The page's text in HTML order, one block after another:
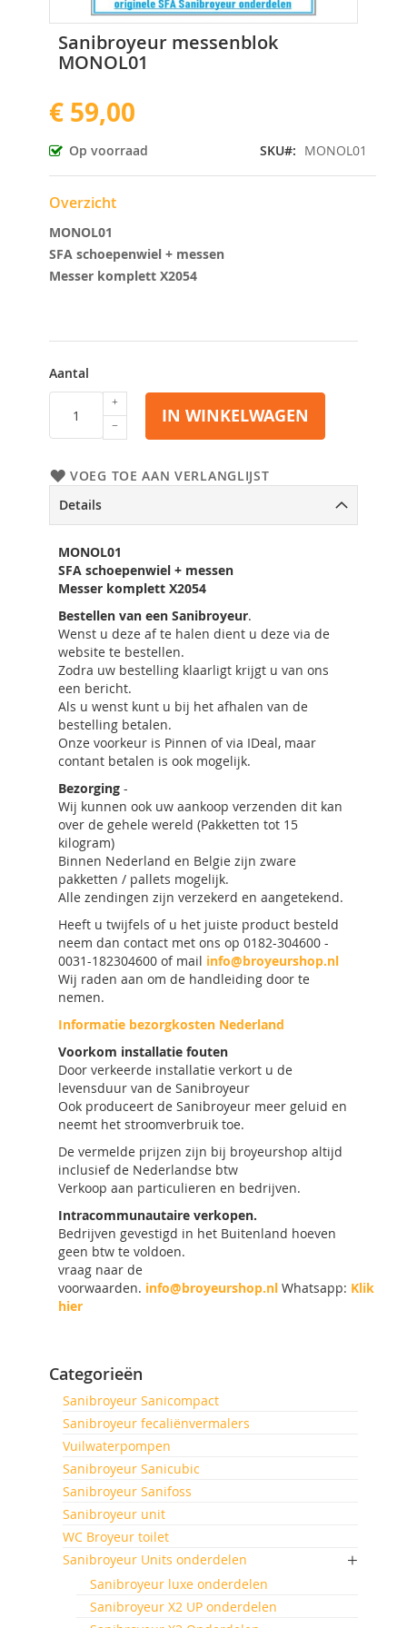
Sanibroyeur messenblok
MONOL01
€ 59,00
Op voorraad SKU MONOL01
Overzicht
MONOL01
SFA schoepenwiel + messen
Messer komplett X2054
Aantal
IN WINKELWAGEN
VOEG TOE AAN VERLANGLIJST
naar
het
van
de
afbeeldingen-
gallerij
Details
MONOL01
SFA schoepenwiel + messen
Messer komplett X2054
Bestellen van een Sanibroyeur.
Wenst u deze af te halen dient u deze via de
website te bestellen.
Zodra uw bestelling klaarligt krijgt u van ons
een bericht.
Als u wenst kunt u bij het afhalen van de
bestelling betalen.
Onze voorkeur is Pinnen of via IDeal, maar
contant betalen is ook mogelijk.
Bezorging -
Wij kunnen ook uw aankoop verzenden dit kan
over de gehele wereld (Pakketten tot 15
kilogram)
Binnen Nederland en Belgie zijn zware
pakketten / pallets mogelijk.
Alle zendingen zijn verzekerd en aangetekend.
Heeft u twijfels of u het juiste product besteld
neem dan contact met ons op 0182-304600 -
0031-182304600 of mail info@broyeurshop.nl
Wij raden aan om de handleiding door te
nemen.
Informatie bezorgkosten Nederland
Voorkom installatie fouten
Door verkeerde installatie verkort u de
levensduur van de Sanibroyeur
Ook produceert de Sanibroyeur meer geluid en
neemt het stroomverbruik toe.
De vermelde prijzen zijn bij broyeurshop altijd
inclusief de Nederlandse btw
Verkoop aan particulieren en bedrijven.
Intracommunautaire verkopen.
Bedrijven gevestigd in het Buitenland hoeven
geen btw te voldoen.
vraag naar de
voorwaarden. info@broyeurshop.nl Whatsapp: Klik
hier
Categorieën
Sanibroyeur Sanicompact
Sanibroyeur fecaliënvermalers
Vuilwaterpompen
Sanibroyeur Sanicubic
Sanibroyeur Sanifoss
Sanibroyeur unit
WC Broyeur toilet
Sanibroyeur Units onderdelen
Sanibroyeur luxe onderdelen
Sanibroyeur X2 UP onderdelen